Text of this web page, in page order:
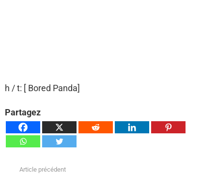
h / t: [ Bored Panda]
Partagez
Article précédent